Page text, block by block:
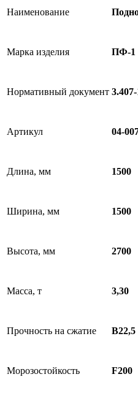
Наименование
Марка изделия ПФ-1
Нормативный документ
Артикул 04-
Длина, мм 1500
Ширина, мм 1500
Высота, мм 2700
Масса, т 3,30
Прочность на сжатие B22,5
Морозостойкость F200